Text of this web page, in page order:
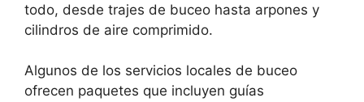
todo, desde trajes de buceo hasta arpones y
cilindros de aire comprimido.
Algunos de los servicios locales de buceo
ofrecen paquetes que incluyen guías